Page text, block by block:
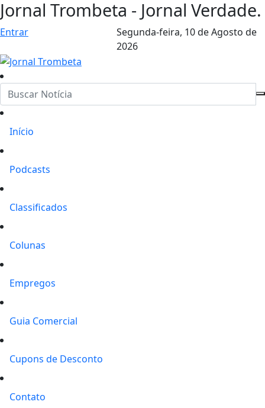
Jornal Trombeta - Jornal Verdade.
Entrar Segunda-feira, 10 de Agosto de
2026
Início
Podcasts
Classificados
Colunas
Empregos
Guia Comercial
Cupons de Desconto
Contato